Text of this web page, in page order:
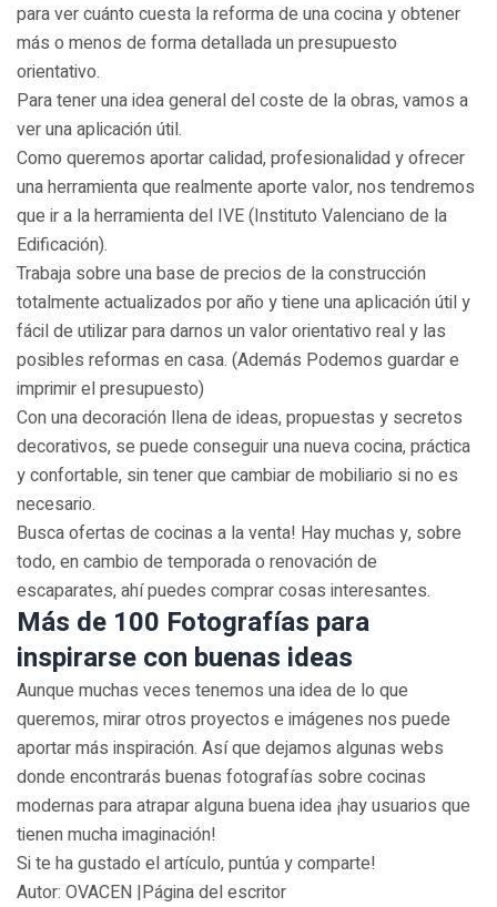
para ver cuánto cuesta la reforma de una cocina y obtener
más o menos de forma detallada un presupuesto
orientativo.
Para tener una idea general del coste de la obras, vamos a
ver una aplicación útil.
Como queremos aportar calidad, profesionalidad y ofrecer
una herramienta que realmente aporte valor, nos tendremos
que ir a la herramienta del IVE (Instituto Valenciano de la
Edificación).
Trabaja sobre una base de precios de la construcción
totalmente actualizados por año y tiene una aplicación útil y
fácil de utilizar para darnos un valor orientativo real y las
posibles reformas en casa. (Además Podemos guardar e
imprimir el presupuesto)
Con una decoración llena de ideas, propuestas y secretos
decorativos, se puede conseguir una nueva cocina, práctica
y confortable, sin tener que cambiar de mobiliario si no es
necesario.
Busca ofertas de cocinas a la venta! Hay muchas y, sobre
todo, en cambio de temporada o renovación de
escaparates, ahí puedes comprar cosas interesantes.
Más de 100 Fotografías para
inspirarse con buenas ideas
Aunque muchas veces tenemos una idea de lo que
queremos, mirar otros proyectos e imágenes nos puede
aportar más inspiración. Así que dejamos algunas webs
donde encontrarás buenas fotografías sobre cocinas
modernas para atrapar alguna buena idea ¡hay usuarios que
tienen mucha imaginación!
Si te ha gustado el artículo, puntúa y comparte!
Autor: OVACEN |Página del escritor